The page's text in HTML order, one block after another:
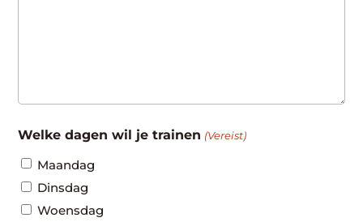
Welke dagen wil je trainen (Vereist)
Maandag
Dinsdag
Woensdag